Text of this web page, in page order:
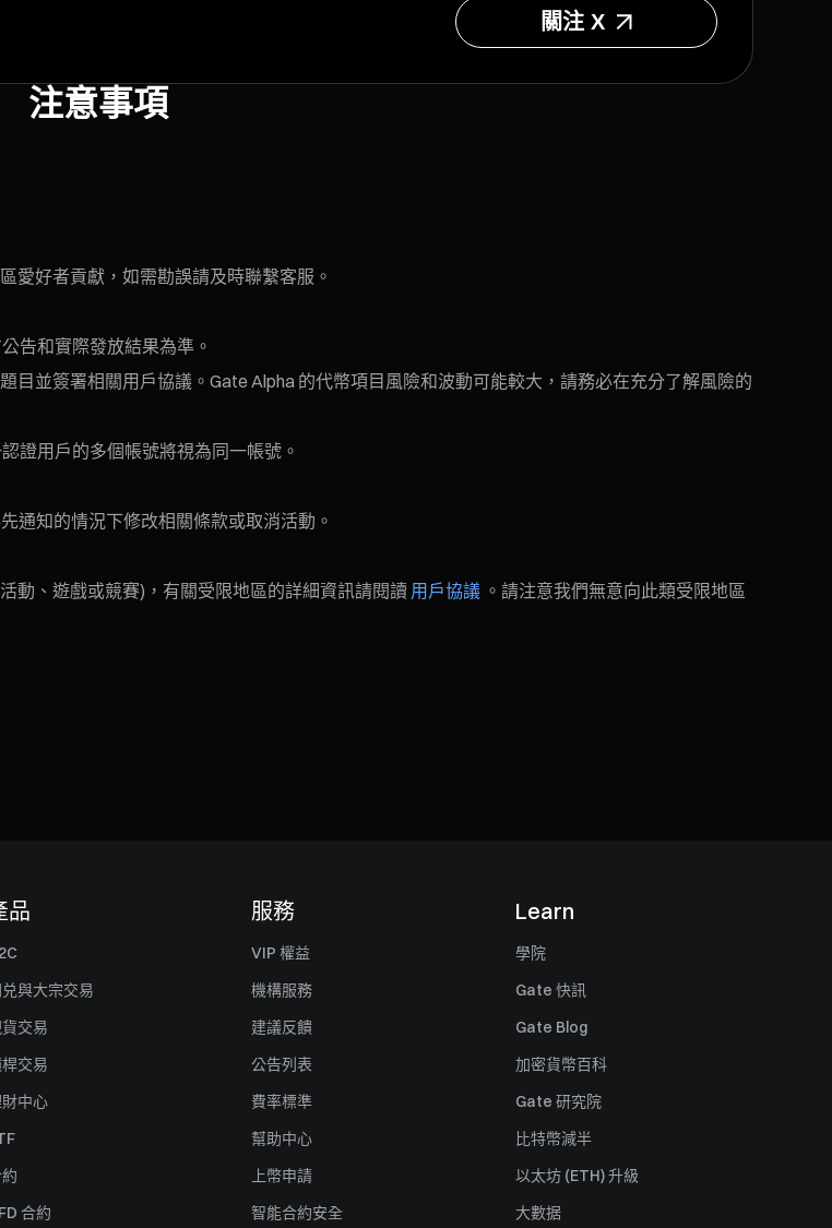
關注 X
注意事項
愛好者貢獻，如需勘誤請及時聯繫客服。
告和實際發放結果為準。
目並簽署相關用戶協議。Gate Alpha 的代幣項目風險和波動可能較大，請務必在充分了解風險的
證用戶的多個帳號將視為同一帳號。
通知的情況下修改相關條款或取消活動。
動、遊戲或競賽)，有關受限地區的詳細資訊請閱讀 用戶協議。請注意我們無意向此類受限地區
品
與大宗交易
交易
交易
中心
合約
服務
VIP 權益
機構服務
建議反饋
公告列表
費率標準
幫助中心
上幣申請
智能合約安全
Learn
學院
Gate 快訊
Gate Blog
加密貨幣百科
Gate 研究院
比特幣減半
以太坊 (ETH) 升級
大數据